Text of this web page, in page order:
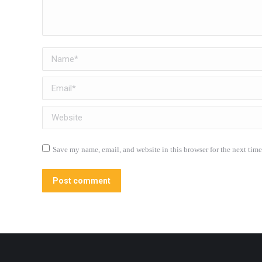
Name *
Email *
Website
Save my name, email, and website in this browser for the next
Post comment